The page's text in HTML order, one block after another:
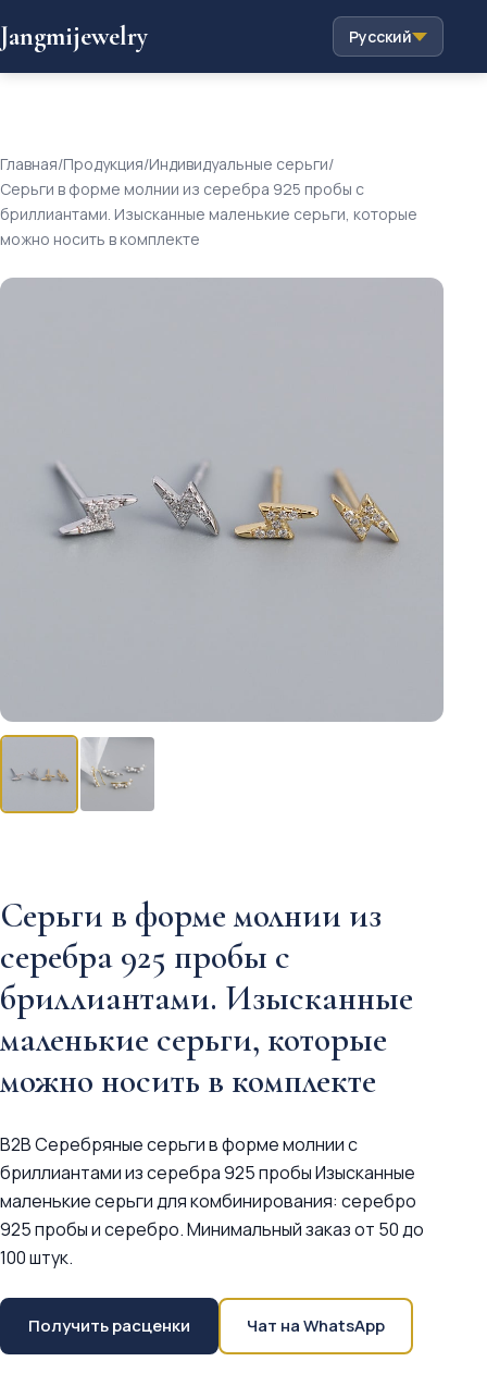
Jangmijewelry Русский
Главная/Продукция/Индивидуальные серьги/
Серьги в форме молнии из серебра 925 пробы с
бриллиантами. Изысканные маленькие серьги, которые
можно носить в комплекте
Серьги в форме молнии из
серебра 925 пробы с
бриллиантами. Изысканные
маленькие серьги, которые
можно носить в комплекте
B2B Серебряные серьги в форме молнии с
бриллиантами из серебра 925 пробы Изысканные
маленькие серьги для комбинирования: серебро
925 пробы и серебро. Минимальный заказ от 50 до
100 штук.
Получить расценки Чат на WhatsApp